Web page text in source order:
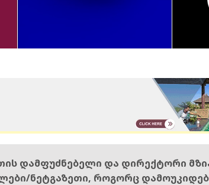
დამფუძნებელი და დირექტორი
ნეტგაზეთი, როგორც